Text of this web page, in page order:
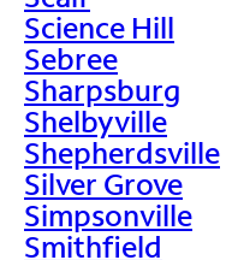
Science Hill
Sebree
Sharpsburg
Shelbyville
Shepherdsville
Silver Grove
Simpsonville
Smithfield